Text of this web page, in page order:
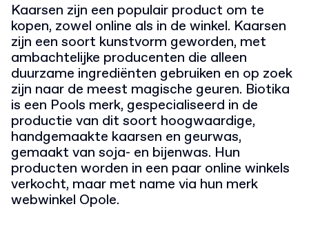
Kaarsen zijn een populair product om te
kopen, zowel online als in de winkel. Kaarsen
zijn een soort kunstvorm geworden, met
ambachtelijke producenten die alleen
duurzame ingrediënten gebruiken en op zoek
zijn naar de meest magische geuren. Biotika
is een Pools merk, gespecialiseerd in de
productie van dit soort hoogwaardige,
handgemaakte kaarsen en geurwas,
gemaakt van soja- en bijenwas. Hun
producten worden in een paar online winkels
verkocht, maar met name via hun merk
webwinkel Opole.